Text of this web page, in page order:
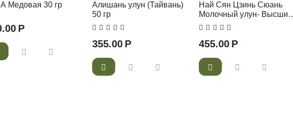
Медовая 30 гр
Р
Алишань улун (Тайвань)
50 гр
355.00 Р
Най Сян Цзинь Сюань
Молочный улун- Высший
сорт 50 гр
455.00 Р